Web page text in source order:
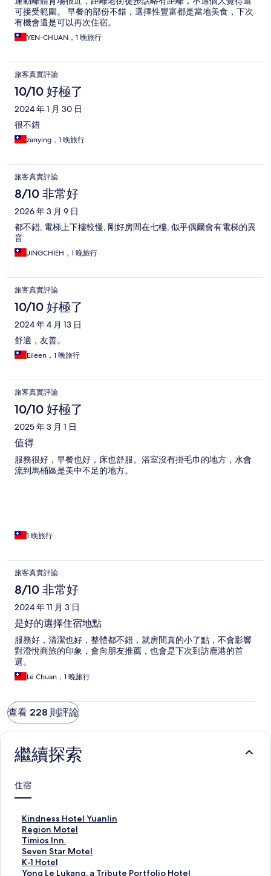
可接受範圍。 早餐的部份不錯，選擇性豐富都是當地美食，下次
有機會還是可以再次住宿。
YEN-CHUAN，1 晚旅行
旅客真實評論
10/10 好極了
2024 年 1 月 30 日
很不錯
zanying，1 晚旅行
旅客真實評論
8/10 非常好
2026 年 3 月 9 日
都不錯, 電梯上下樓較慢, 剛好房間在七樓, 似乎偶爾會有電梯的異
音
JINGCHIEH，1 晚旅行
旅客真實評論
10/10 好極了
2024 年 4 月 13 日
舒適，友善。
Eileen，1 晚旅行
旅客真實評論
10/10 好極了
2025 年 3 月 1 日
值得
服務很好，早餐也好，床也舒服。浴室沒有掛毛巾的地方，水會
流到馬桶區是美中不足的地方。
1 晚旅行
旅客真實評論
8/10 非常好
2024 年 11 月 3 日
是好的選擇住宿地點
服務好，清潔也好，整體都不錯，就房間真的小了點，不會影響
對澄悅商旅的印象，會向朋友推薦，也會是下次到訪鹿港的首
選。
Le Chuan，1 晚旅行
查看 228 則評論
繼續探索
住宿
Kindness Hotel Yuanlin
K
i
n
d
n
e
Region Motel
R
e
g
i
o
Timios Inn.
T
i
m
i
Seven Star Motel
S
e
v
K-1 Hotel
K
-
Yong Le Lukang, a Tribute Portfolio Hotel
Y